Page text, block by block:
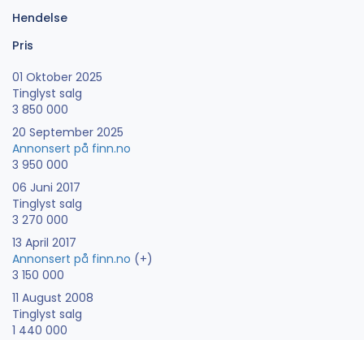
Hendelse
Pris
01 Oktober 2025
Tinglyst salg
3 850 000
20 September 2025
Annonsert på finn.no
3 950 000
06 Juni 2017
Tinglyst salg
3 270 000
13 April 2017
Annonsert på finn.no (+)
3 150 000
11 August 2008
Tinglyst salg
1 440 000